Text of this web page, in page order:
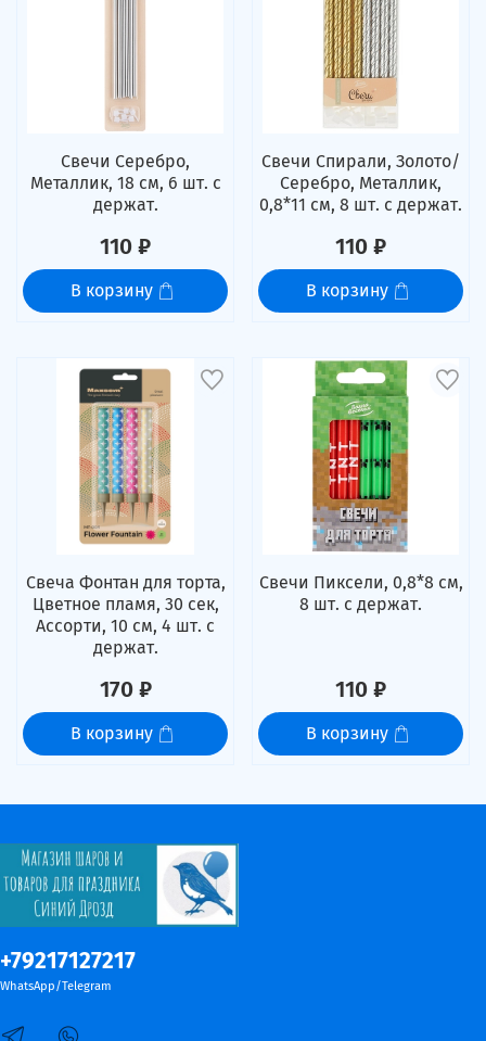
Свечи Серебро,
Металлик, 18 см, 6 шт. с
держат.
110 ₽
В корзину
Свечи Спирали, Золото/
Серебро, Металлик,
0,8*11 см, 8 шт. с держат.
110 ₽
В корзину
Свеча Фонтан для торта,
Цветное пламя, 30 сек,
Ассорти, 10 см, 4 шт. с
держат.
170 ₽
В корзину
Свечи Пиксели, 0,8*8 см,
8 шт. с держат.
110 ₽
В корзину
+79217127217
WhatsApp/Telegram